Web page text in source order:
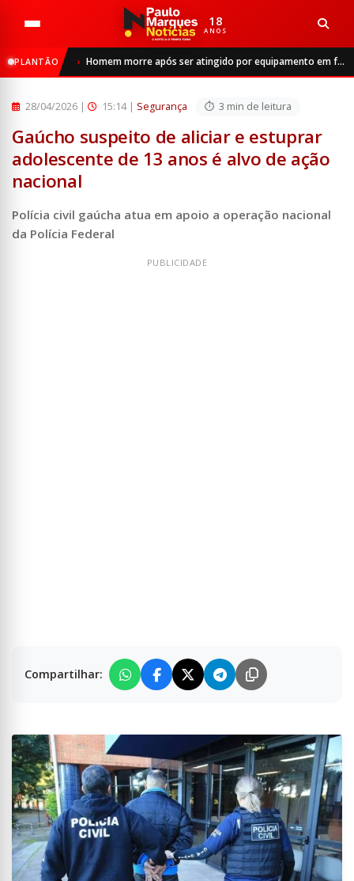
18
ANOS
PLANTÃO Homem morre após ser atingido por equipamento em frigorífico de São Luiz Gonzaga
Segurança
Gaúcho suspeito de aliciar e estuprar adolescente de 13 a...
28/04/2026 | 15:14 | Segurança 3 min de leitura
Gaúcho suspeito de aliciar e estuprar
adolescente de 13 anos é alvo de ação
nacional
Polícia civil gaúcha atua em apoio a operação nacional
da Polícia Federal
Compartilhar: